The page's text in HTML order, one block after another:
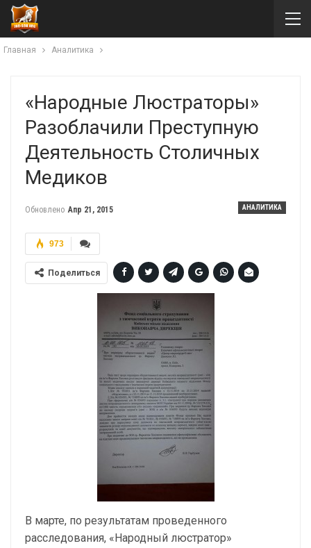
Главная Аналитика
«Народные Люстраторы»
Разоблачили Преступную
Деятельность Столичных
Медиков
АНАЛИТИКА
Обновлено Апр 21, 2015
973
Поделиться
В марте, по результатам проведенного
расследования, «Народный люстратор»